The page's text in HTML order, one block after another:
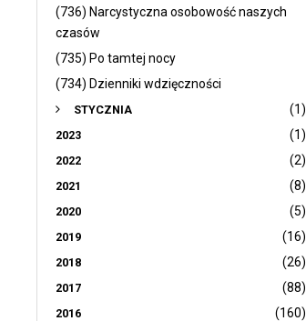
(736) Narcystyczna osobowość naszych
czasów
(735) Po tamtej nocy
(734) Dzienniki wdzięczności
STYCZNIA (1)
2023 (1)
2022 (2)
2021 (8)
2020 (5)
2019 (16)
2018 (26)
2017 (88)
2016 (160)